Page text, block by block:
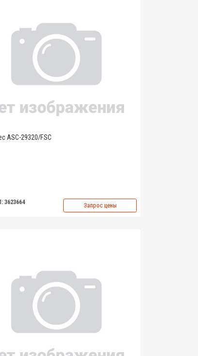
ASC-29320/FSC
3623664 Запрос цены